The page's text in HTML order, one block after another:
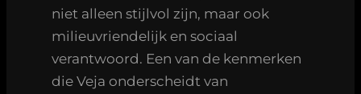
niet alleen stijlvol zijn, maar ook
milieuvriendelijk en sociaal
verantwoord. Een van de kenmerken
die Veja onderscheidt van